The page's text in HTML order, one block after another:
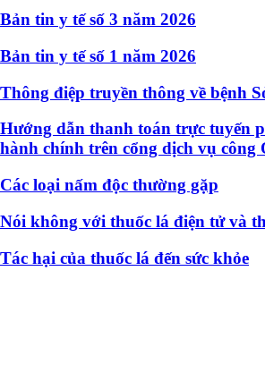
Bản tin y tế số 3 năm 2026
Bản tin y tế số 1 năm 2026
Thông điệp truyền thông về bệnh
Hướng dẫn thanh toán trực tuyến
hành chính trên cổng dịch vụ công
Các loại nấm độc thường gặp
Nói không với thuốc lá điện tử và
Tác hại của thuốc lá đến sức khỏe